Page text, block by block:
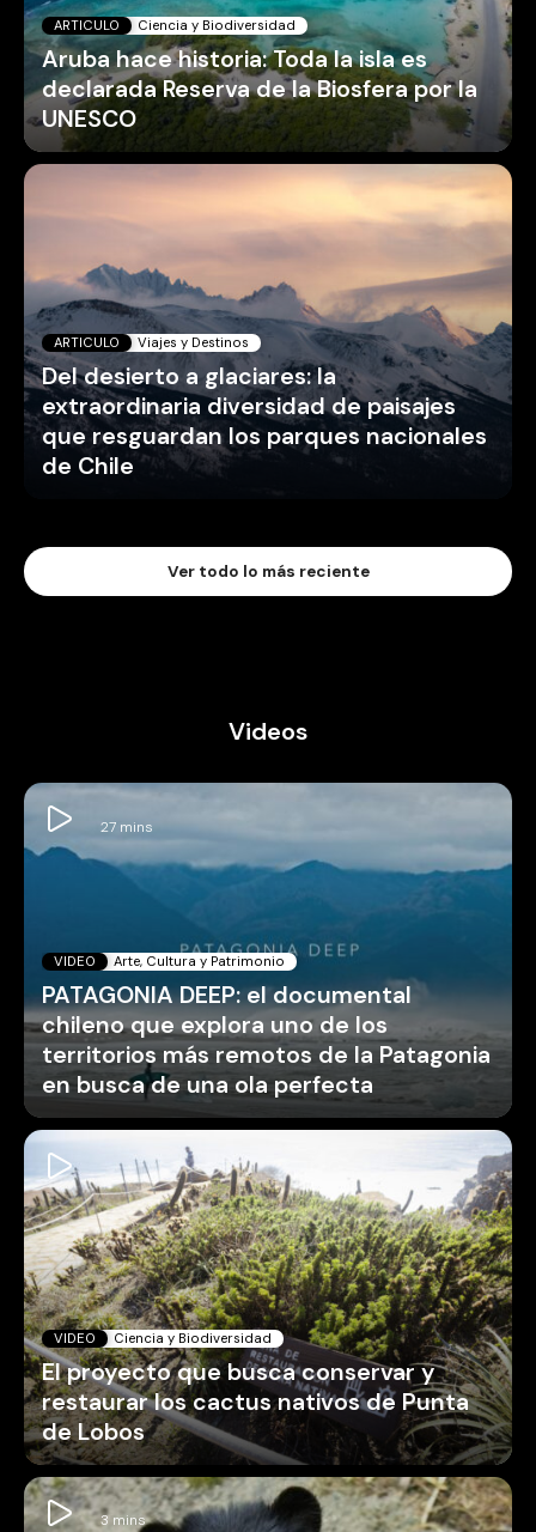
ARTICULO Ciencia y Biodiversidad
Aruba hace historia: Toda la isla es
declarada Reserva de la Biosfera por la
UNESCO
ARTICULO Viajes y Destinos
Del desierto a glaciares: la
extraordinaria diversidad de paisajes
que resguardan los parques nacionales
de Chile
Ver todo lo más reciente
Videos
VIDEO Arte, Cultura y Patrimonio
PATAGONIA DEEP: el documental
chileno que explora uno de los
territorios más remotos de la Patagonia
en busca de una ola perfecta
VIDEO Ciencia y Biodiversidad
El proyecto que busca conservar y
restaurar los cactus nativos de Punta
de Lobos